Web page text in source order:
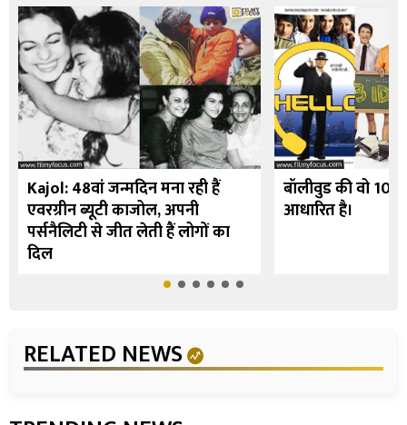
Kajol: 48वां जन्मदिन मना रही हैं
एवरग्रीन ब्यूटी काजोल, अपनी
पर्सनैलिटी से जीत लेती हैं लोगों का
दिल
बॉलीवुड की वो 10
आधारित है।
RELATED NEWS